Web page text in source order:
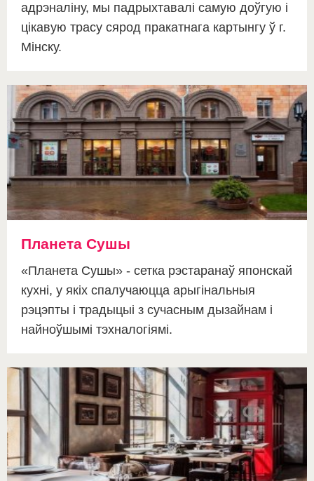
адрэналіну, мы падрыхтавалі самую доўгую і
цікавую трасу сярод пракатнага картынгу ў г.
Мінску.
Планета Сушы
«Планета Сушы» - сетка рэстаранаў японскай
кухні, у якіх спалучаюцца арыгінальныя
рэцэпты і традыцыі з сучасным дызайнам і
найноўшымі тэхналогіямі.